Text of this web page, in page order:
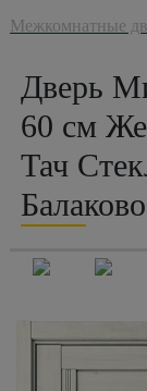
Межкомнатные
Дверь
60 см
Тач
Балаково